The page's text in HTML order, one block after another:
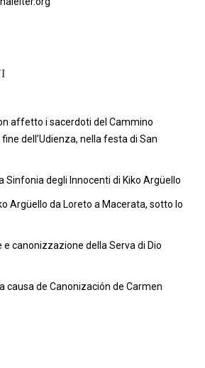
affetto i sacerdoti del Cammino
dell’Udienza, nella festa di San
Sinfonia degli Innocenti di Kiko Argüello
Argüello da Loreto a Macerata, sotto lo
canonizzazione della Serva di Dio
causa de Canonización de Carmen